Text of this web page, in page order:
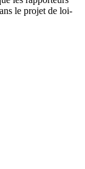
le projet de loi-